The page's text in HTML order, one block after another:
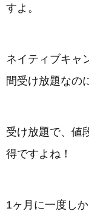
すよ。
ネイティブキャ
間受け放題なの
受け放題で、値
得ですよね！
1ヶ月に一度し